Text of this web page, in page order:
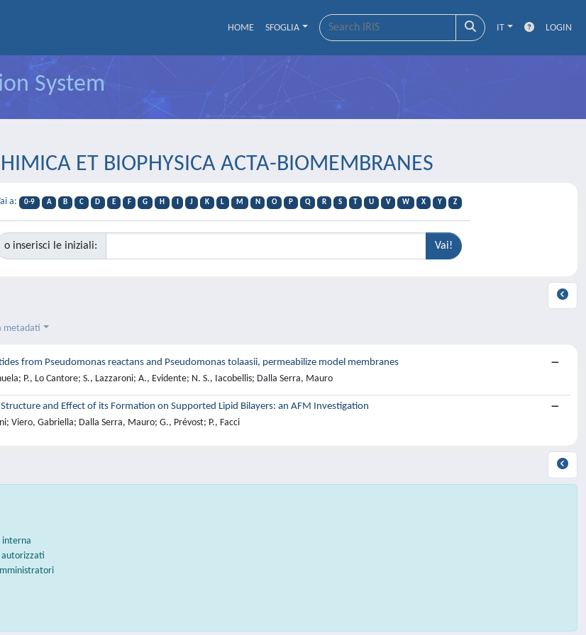
HOME SFOGLIA IT LOGIN
System
ET BIOPHYSICA ACTA-BIOMEMBRANES
a: 0-9 A B C D E F G H J K L M N O P Q R S T U V W X Y Z
o inserisci le iniziali:
metadati
from Pseudomonas reactans and Pseudomonas tolaasii, permeabilize model membranes
P., Lo Cantore; S., Lazzaroni; A., Evidente; N. S., Iacobellis; Dalla Serra, Mauro
and Effect of its Formation on Supported Lipid Bilayers: an AFM Investigation
Viero, Gabriella; Dalla Serra, Mauro; G., Prévost; P., Facci
interna